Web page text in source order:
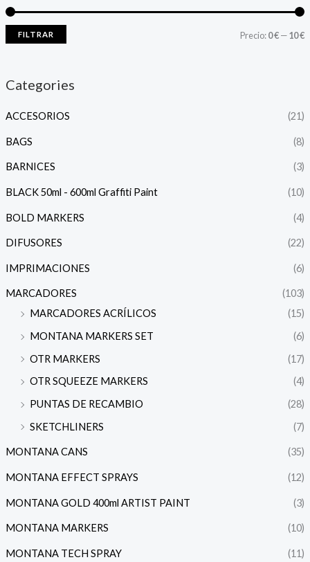
FILTRAR Precio:0 €—10 €
Categories
ACCESORIOS (21)
BAGS (8)
BARNICES (3)
BLACK 50ml - 600ml Graffiti Paint (10)
BOLD MARKERS (4)
DIFUSORES (22)
IMPRIMACIONES (6)
MARCADORES
(103)
MARCADORES ACRÍLICOS
(15)
MONTANA MARKERS SET
(6)
OTR MARKERS
(17)
OTR SQUEEZE MARKERS
(4)
PUNTAS DE RECAMBIO
(28)
SKETCHLINERS
(7)
MONTANA CANS (35)
MONTANA EFFECT SPRAYS (12)
MONTANA GOLD 400ml ARTIST PAINT (3)
MONTANA MARKERS (10)
MONTANA TECH SPRAY (11)